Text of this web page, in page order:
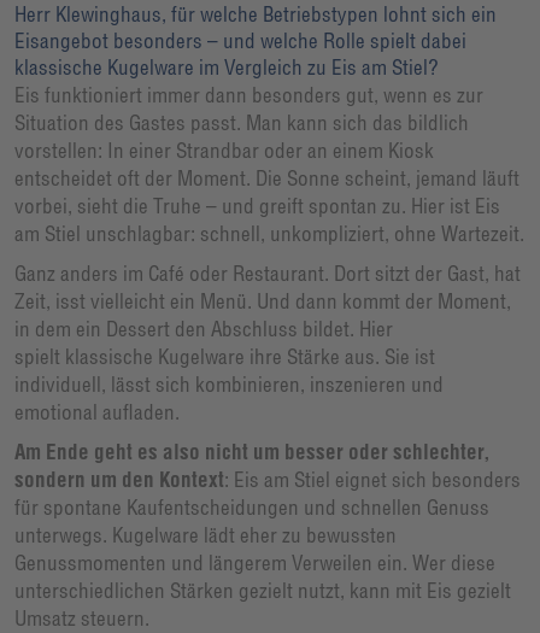
Herr Klewinghaus, für welche Betriebstypen lohnt sich ein
Eisangebot besonders – und welche Rolle spielt dabei
klassische Kugelware im Vergleich zu Eis am Stiel?
Eis funktioniert immer dann besonders gut, wenn es zur
Situation des Gastes passt. Man kann sich das bildlich
vorstellen: In einer Strandbar oder an einem Kiosk
entscheidet oft der Moment. Die Sonne scheint, jemand läuft
vorbei, sieht die Truhe – und greift spontan zu. Hier ist Eis
am Stiel unschlagbar: schnell, unkompliziert, ohne Wartezeit.
Ganz anders im Café oder Restaurant. Dort sitzt der Gast, hat
Zeit, isst vielleicht ein Menü. Und dann kommt der Moment,
in dem ein Dessert den Abschluss bildet. Hier
spielt klassische Kugelware ihre Stärke aus. Sie ist
individuell, lässt sich kombinieren, inszenieren und
emotional aufladen.
Am Ende geht es also nicht um besser oder schlechter,
sondern um den Kontext: Eis am Stiel eignet sich besonders
für spontane Kaufentscheidungen und schnellen Genuss
unterwegs. Kugelware lädt eher zu bewussten
Genussmomenten und längerem Verweilen ein. Wer diese
unterschiedlichen Stärken gezielt nutzt, kann mit Eis gezielt
Umsatz steuern.